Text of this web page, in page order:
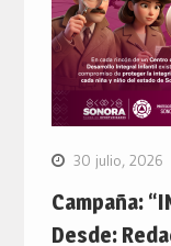
30 julio, 2026
Campaña:
Desde: